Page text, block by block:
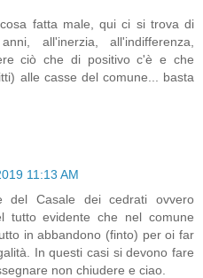
fatta male, qui ci si trova di
all'inerzia, all'indifferenza,
ciò che di positivo c'è e che
alle casse del comune... basta
11:13 AM
Casale dei cedrati ovvero
tutto evidente che nel comune
in abbandono (finto) per oi far
In questi casi si devono fare
non chiudere e ciao.